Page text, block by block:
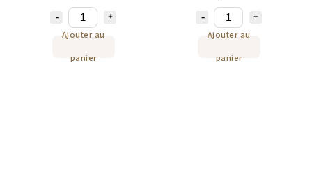
Ajouter au
panier
Ajouter au
panier